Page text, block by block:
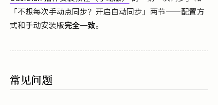
「不想每次手动点同步？开启自动同步」两节——配置方
式和手动安装版完全一致。
常见问题